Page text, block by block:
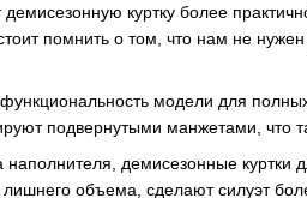
куртку более
помнить о том, что нам не
модели для
подвернутыми манжетами, что
демисезонные куртки
объема, сделают силуэт